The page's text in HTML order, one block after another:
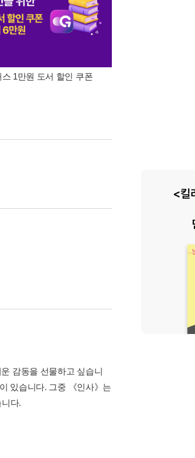
1만원 도서 할인 쿠폰
감동을 선물하고 싶습니
있습니다. 그중 《인사》는
다.